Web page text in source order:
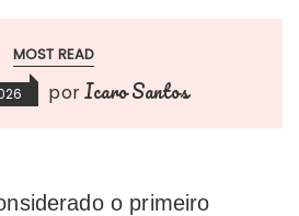
MOST READ
porIcaro Santos
o primeiro